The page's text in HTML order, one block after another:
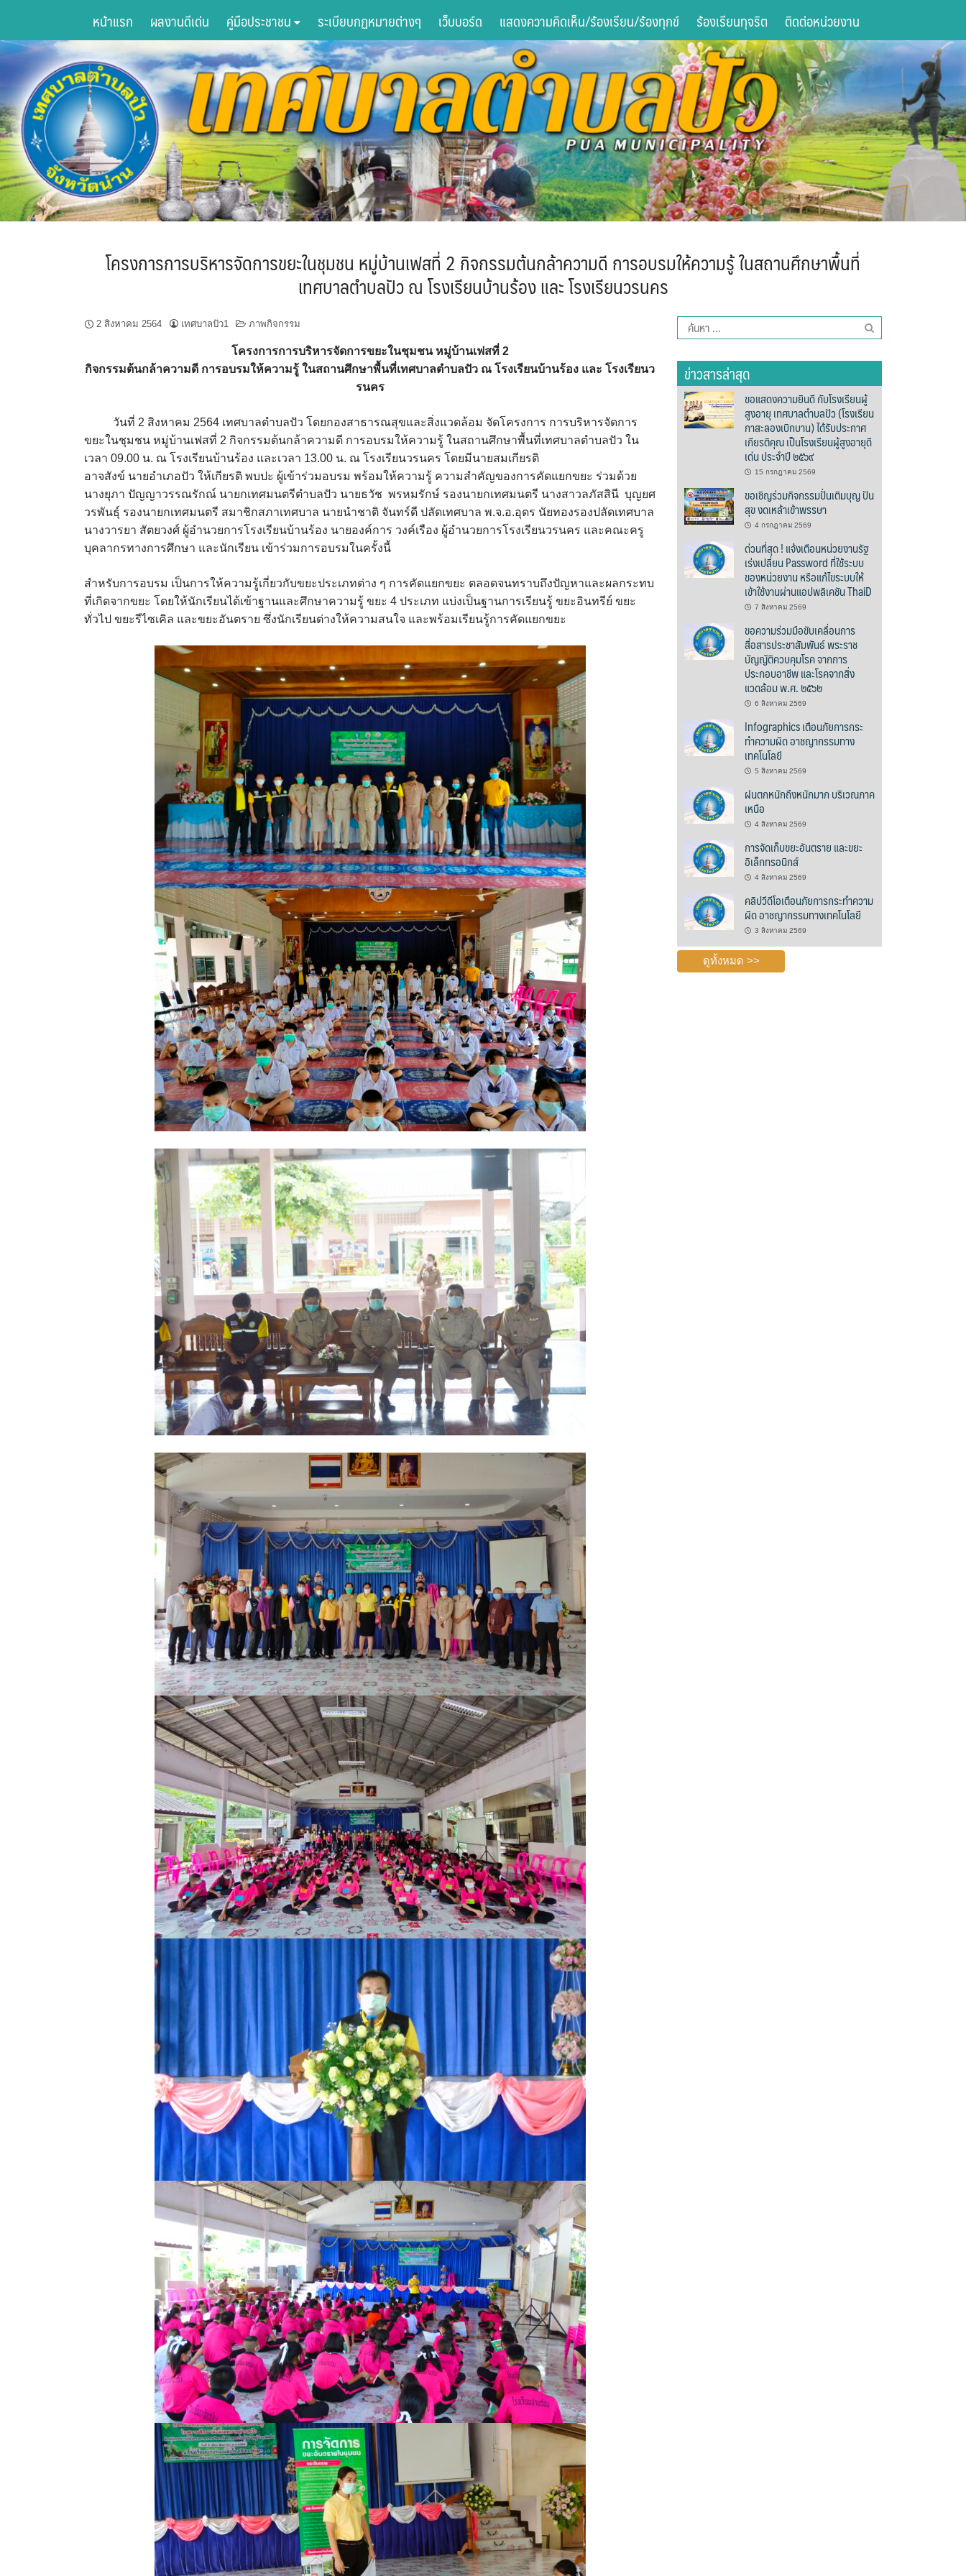
content
หน้าแรก ผลงานดีเด่น คู่มือประชาชน ระเบียบกฏหมายต่างๆ เว็บบอร์ด แสดงความคิดเห็น/ร้องเรียน/ร้องทุกข์ ร้องเรียนทุจริต ติดต่อหน่วยงาน
โครงการการบริหารจัดการขยะในชุมชน หมู่บ้านเฟสที่ 2 กิจกรรมต้นกล้าความดี การอบรมให้ความรู้ ในสถานศึกษาพื้นที่
เทศบาลตำบลปัว ณ โรงเรียนบ้านร้อง และ โรงเรียนวรนคร
2 สิงหาคม 2564 เทศบาลปัว1 ภาพกิจกรรม
โครงการการบริหารจัดการขยะในชุมชน หมู่บ้านเฟสที่ 2
กิจกรรมต้นกล้าความดี การอบรมให้ความรู้ ในสถานศึกษาพื้นที่เทศบาลตำบลปัว ณ โรงเรียนบ้านร้อง และ โรงเรียนว
รนคร
วันที่ 2 สิงหาคม 2564 เทศบาลตำบลปัว โดยกองสาธารณสุขและสิ่งแวดล้อม จัดโครงการ การบริหารจัดการ
ขยะในชุมชน หมู่บ้านเฟสที่ 2 กิจกรรมต้นกล้าความดี การอบรมให้ความรู้ ในสถานศึกษาพื้นที่เทศบาลตำบลปัว ใน
เวลา 09.00 น. ณ โรงเรียนบ้านร้อง และเวลา 13.00 น. ณ โรงเรียนวรนคร โดยมีนายสมเกียรติ
อาจสังข์ นายอำเภอปัว ให้เกียรติ พบปะ ผู้เข้าร่วมอบรม พร้อมให้ความรู้ ความสำคัญของการคัดแยกขยะ ร่วมด้วย
นางยุภา ปัญญาวรรณรักณ์ นายกเทศมนตรีตำบลปัว นายธวัช พรหมรักษ์ รองนายกเทศมนตรี นางสาวลภัสสินี บุญยศ
วรพันธุ์ รองนายกเทศมนตรี สมาชิกสภาเทศบาล นายนำชาติ จันทร์ดี ปลัดเทศบาล พ.จ.อ.อุดร นัยทองรองปลัดเทศบาล
นางวารยา สัตยวงศ์ ผู้อำนวยการโรงเรียนบ้านร้อง นายองค์การ วงค์เรือง ผู้อำนวยการโรงเรียนวรนคร และคณะครู
บุคลากรทางการศึกษา และนักเรียน เข้าร่วมการอบรมในครั้งนี้
สำหรับการอบรม เป็นการให้ความรู้เกี่ยวกับขยะประเภทต่าง ๆ การคัดแยกขยะ ตลอดจนทราบถึงปัญหาและผลกระทบ
ที่เกิดจากขยะ โดยให้นักเรียนได้เข้าฐานและศึกษาความรู้ ขยะ 4 ประเภท แบ่งเป็นฐานการเรียนรู้ ขยะอินทรีย์ ขยะ
ทั่วไป ขยะรีไซเคิล และขยะอันตราย ซึ่งนักเรียนต่างให้ความสนใจ และพร้อมเรียนรู้การคัดแยกขยะ
ค้นหา
สำหรับ:
ข่าวสารล่าสุด
ขอแสดงความยินดี กับโรงเรียนผู้
สูงอายุ เทศบาลตำบลปัว (โรงเรียน
กาสะลองเบิกบาน) ได้รับประกาศ
เกียรติคุณ เป็นโรงเรียนผู้สูงอายุดี
เด่น ประจำปี ๒๕๖๙
15 กรกฎาคม 2569
ขอเชิญร่วมกิจกรรมปั่นเติมบุญ ปัน
สุข งดเหล้าเข้าพรรษา
4 กรกฎาคม 2569
ด่วนที่สุด ! แจ้งเตือนหน่วยงานรัฐ
เร่งเปลี่ยน Password ที่ใช้ระบบ
ของหน่วยงาน หรือแก้ไขระบบให้
เข้าใช้งานผ่านแอปพลิเคชัน ThaiD
7 สิงหาคม 2569
ขอความร่วมมือขับเคลื่อนการ
สื่อสารประชาสัมพันธ์ พระราช
บัญญัติควบคุมโรค จากการ
ประกอบอาชีพ และโรคจากสิ่ง
แวดล้อม พ.ศ. ๒๕๖๒
6 สิงหาคม 2569
Infographics เตือนภัยการกระ
ทำความผิด อาชญากรรมทาง
เทคโนโลยี
5 สิงหาคม 2569
ฝนตกหนักถึงหนักมาก บริเวณภาค
เหนือ
4 สิงหาคม 2569
การจัดเก็บขยะอันตราย และขยะ
อิเล็กทรอนิกส์
4 สิงหาคม 2569
คลิปวีดีโอเตือนภัยการกระทำความ
ผิด อาชญากรรมทางเทคโนโลยี
3 สิงหาคม 2569
ดูทั้งหมด >>